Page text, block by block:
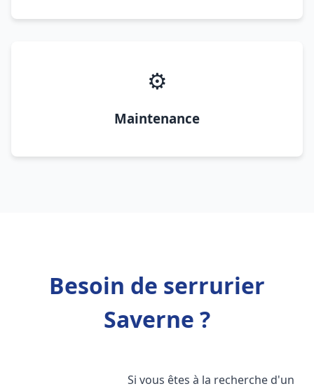
⚙️
Maintenance
Besoin de serrurier
Saverne ?
Si vous êtes à la recherche d'un